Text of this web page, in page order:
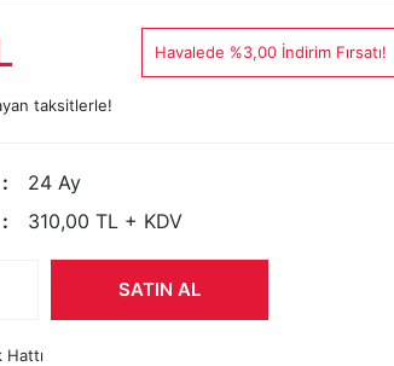
Havalede %3,00 İndirim Fırsatı!
taksitlerle!
24 Ay
310,00 TL + KDV
SATIN AL